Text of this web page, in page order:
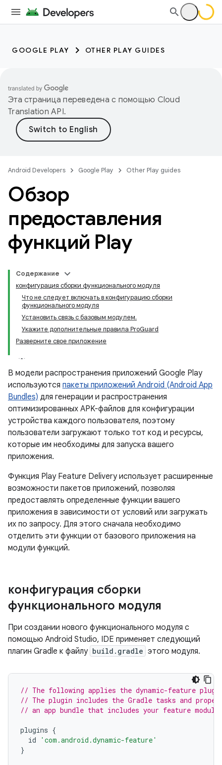
GOOGLE PLAY OTHER PLAY GUIDES
Эта страница переведена с помощью Cloud
Translation API.
Android Developers Google Play Other Play guides
Обзор
предоставления
функций Play
Содержание
конфигурация сборки функционального модуля
Что не следует включать в конфигурацию сборки
функционального модуля
Установить связь с базовым модулем.
Укажите дополнительные правила ProGuard
Разверните свое приложение
В модели распространения приложений Google Play
используются пакеты приложений Android (Android App
Bundles) для генерации и распространения
оптимизированных APK-файлов для конфигурации
устройства каждого пользователя, поэтому
пользователи загружают только тот код и ресурсы,
которые им необходимы для запуска вашего
приложения.
Функция Play Feature Delivery использует расширенные
возможности пакетов приложений, позволяя
предоставлять определенные функции вашего
приложения в зависимости от условий или загружать
их по запросу. Для этого сначала необходимо
отделить эти функции от базового приложения на
модули функций.
конфигурация сборки
функционального модуля
При создании нового функционального модуля с
помощью Android Studio, IDE применяет следующий
плагин Gradle к файлу build.gradle этого модуля.
// The following applies the dynamic-feature
// The plugin includes the Gradle tasks and
// an app bundle that includes your feature
plugins {
id
'com.android.dynamic-feature'
}